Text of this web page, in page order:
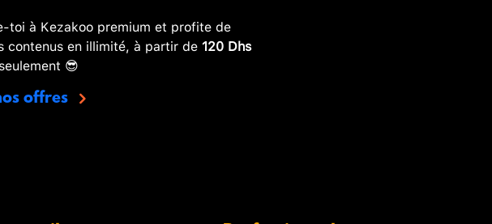
toi à Kezakoo premium et profite de
contenus en illimité, à partir de 120 Dhs
😎
offres